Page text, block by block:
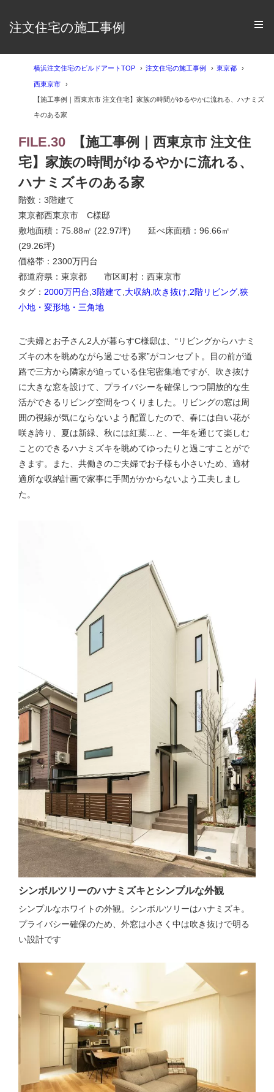
注文住宅の施工事例
横浜注文住宅のビルドアートTOP 注文住宅の施工事例 東京都
西東京市
【施工事例｜西東京市 注文住宅】家族の時間がゆるやかに流れる、ハナミズ
キのある家
FILE.30
【施工事例｜西東京市 注文住
宅】家族の時間がゆるやかに流れる、
ハナミズキのある家
階数：3階建て
東京都西東京市 C様邸
敷地面積：75.88㎡ (22.97坪) 延べ床面積：96.66㎡
(29.26坪)
価格帯：2300万円台
都道府県：東京都 市区町村：西東京市
タグ： 2000万円台 3階建て 大収納 吹き抜け 2階リビング 狭
小地・変形地・三角地
ご夫婦とお子さん2人が暮らすC様邸は、“リビングからハナミ
ズキの木を眺めながら過ごせる家”がコンセプト。目の前が道
路で三方から隣家が迫っている住宅密集地ですが、吹き抜け
に大きな窓を設けて、プライバシーを確保しつつ開放的な生
活ができるリビング空間をつくりました。リビングの窓は周
囲の視線が気にならないよう配置したので、春には白い花が
咲き誇り、夏は新緑、秋には紅葉…と、一年を通じて楽しむ
ことのできるハナミズキを眺めてゆったりと過ごすことがで
きます。また、共働きのご夫婦でお子様も小さいため、適材
適所な収納計画で家事に手間がかからないよう工夫しまし
た。
シンボルツリーのハナミズキとシンプルな外観
シンプルなホワイトの外観。シンボルツリーはハナミズキ。
プライバシー確保のため、外窓は小さく中は吹き抜けで明る
い設計です